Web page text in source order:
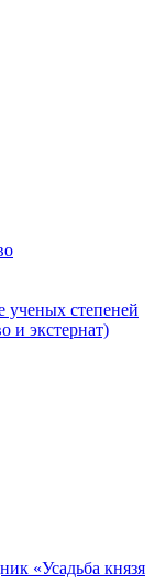
ученых степеней
и экстернат)
«Усадьба князя